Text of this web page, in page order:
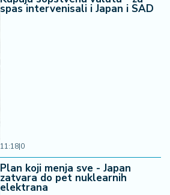
spas intervenisali i Japan i SAD
11:18|0
Plan koji menja sve - Japan
zatvara do pet nuklearnih
elektrana